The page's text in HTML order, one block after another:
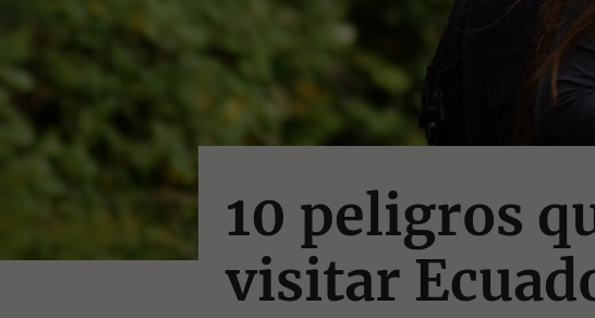
10 peligros
visitar